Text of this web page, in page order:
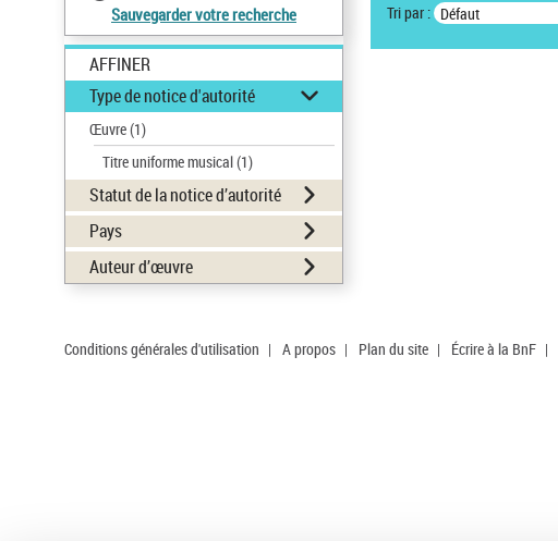
Sauvegarder votre recherche
AFFINER
Type de notice d'autorité
Œuvre(1)
Titre uniforme musical(1)
Statut de la notice d’autorité
Pays
Auteur d’œuvre
Tri par : Défaut
Conditions générales d'utilisation | A propos | Plan du site | Écrire à la BnF |